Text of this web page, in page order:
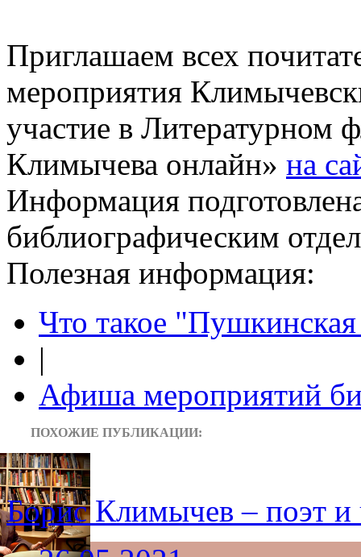
Приглашаем всех
мероприятия
участие в Литературном
Климычева онлайн» на
Информация
библиографическим
Полезная информация:
Что такое "Пушкинская
|
Афиша мероприятий
ПОХОЖИЕ ПУБЛИКАЦИИ:
Борис Климычев – поэт и